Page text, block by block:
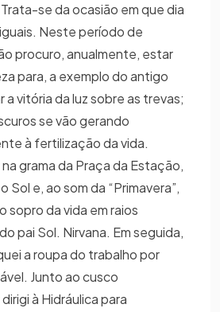
se da ocasião em que dia
Neste período de
procuro, anualmente, estar
para, a exemplo do antigo
a vitória da luz sobre as trevas;
se vão gerando
à fertilização da vida.
grama da Praça da Estação,
Sol e, ao som da “Primavera”,
sopro da vida em raios
pai Sol. Nirvana. Em seguida,
a roupa do trabalho por
Junto ao cusco
à Hidráulica para